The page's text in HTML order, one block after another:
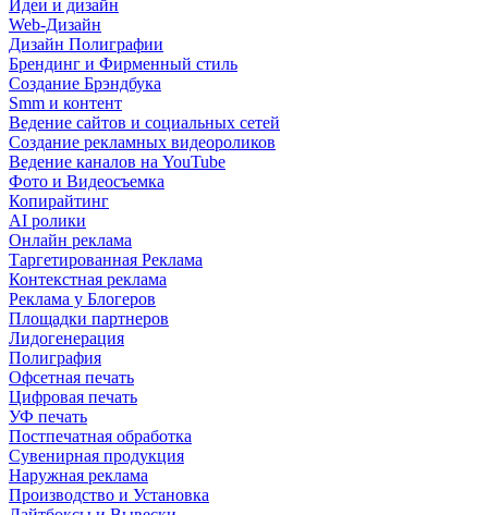
Идеи и дизайн
Web-Дизайн
Дизайн Полиграфии
Брендинг и Фирменный стиль
Создание Брэндбука
Smm и контент
Ведение сайтов и социальных сетей
Создание рекламных видеороликов
Ведение каналов на YouTube
Фото и Видеосъемка
Копирайтинг
AI ролики
Онлайн реклама
Таргетированная Реклама
Контекстная реклама
Реклама у Блогеров
Площадки партнеров
Лидогенерация
Полиграфия
Офсетная печать
Цифровая печать
УФ печать
Постпечатная обработка
Сувенирная продукция
Наружная реклама
Производство и Установка